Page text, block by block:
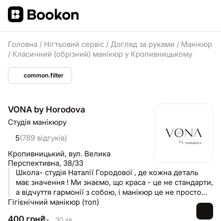
Головна / Нігтьовий сервіс / Догляд за руками / Манікюр
/ Класичний (обрізний) манікюр у Кропивницькому
common.filter
VONA by Horodova
Студія манікюру
5(789 відгуків)
Кропивницький, вул. Велика
Перспективна, 38/33
Школа- студія Наталії Городової , де кожна деталь
має значення ! Ми знаємо, що краса - це не стандарти,
а відчуття гармонії з собою, і манікюр це не просто
послуга - це твій найбажаніший ритуал! ВОНА - студія
Гігієнічний манікюр (топ)
400 грн₴